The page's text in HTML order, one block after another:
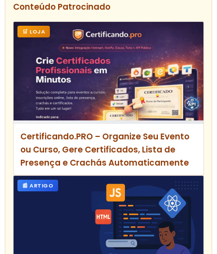
Conteúdo Patrocinado
🛒 LOJA
Certificando.PRO – Organize Seu Evento
ou Curso, Gere Certificados, Lista de
Presença e Crachás Automaticamente
📰 ARTIGO